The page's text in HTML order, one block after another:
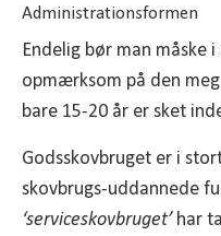
Administrationsformen
Endelig bør man måske
opmærksom på den
bare 15-20 år er sket
Godsskovbruget er i
skovbrugs-uddannede
‘serviceskovbruget’ har